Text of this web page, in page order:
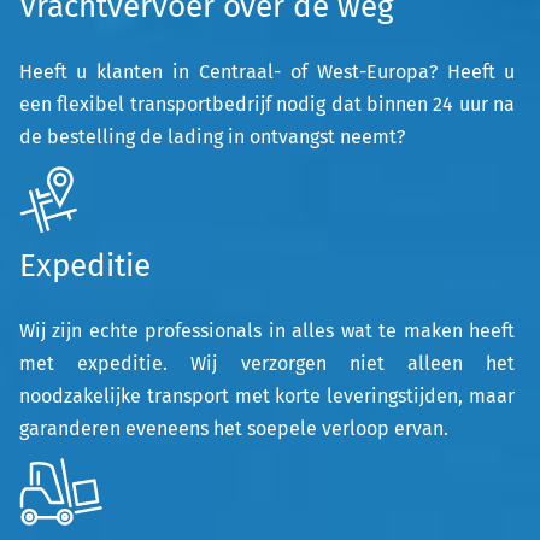
Vrachtvervoer over de weg
Heeft u klanten in Centraal- of West-Europa? Heeft u
een flexibel transportbedrijf nodig dat binnen 24 uur na
de bestelling de lading in ontvangst neemt?
Expeditie
Wij zijn echte professionals in alles wat te maken heeft
met expeditie. Wij verzorgen niet alleen het
noodzakelijke transport met korte leveringstijden, maar
garanderen eveneens het soepele verloop ervan.